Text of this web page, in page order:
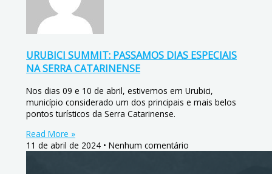
URUBICI SUMMIT: PASSAMOS DIAS ESPECIAIS
NA SERRA CATARINENSE
Nos dias 09 e 10 de abril, estivemos em Urubici,
município considerado um dos principais e mais belos
pontos turísticos da Serra Catarinense.
Read More »
11 de abril de 2024
Nenhum comentário